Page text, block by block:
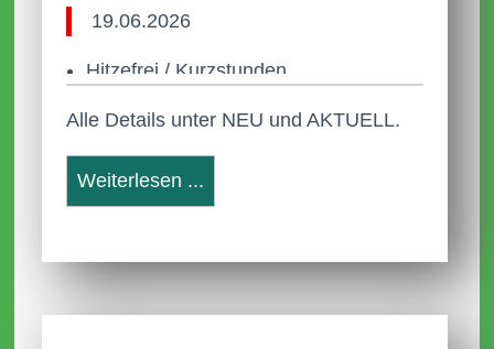
19.06.2026
Hitzefrei / Kurzstunden
22.05.2026
Anleitung Anmeldung Webuntis
Alle Details unter NEU und AKTUELL.
Weiterlesen ...